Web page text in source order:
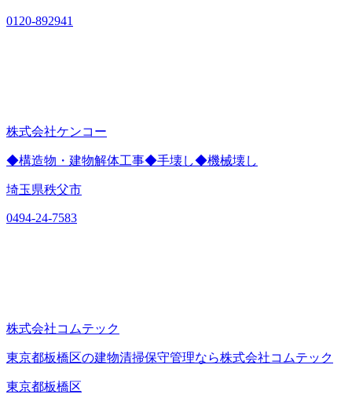
0120-892941
株式会社ケンコー
◆構造物・建物解体工事◆手壊し◆機械壊し
埼玉県秩父市
0494-24-7583
株式会社コムテック
東京都板橋区の建物清掃保守管理なら株式会社コムテック
東京都板橋区